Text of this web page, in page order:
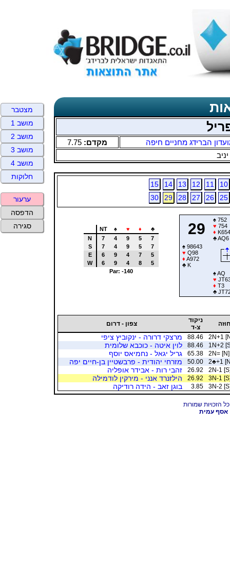
הברידג מחניים חיפה מקדם: 7.75
10
11
12
13
14
15
25
26
27
28
29
30
29
♠ 752
♥ 754
♦ K654
♣AQ6
♠ 98643
♥ Q98
♦ A972
♣ K
♠AQ
♥
♦ T3
♣
NT ♠ ♥ ♦
♣
N
7 4 9 5
7
S
7 4 9 5
7
E
6 9 4 7
5
W
6 9 4 8
5
Par: -140
חוזה
ניקוד
צ-ד
צפון - דרום
2N+1
88.46 מרצקי דרורה - ינקוביץ ציפי
1N+2
88.46 לוין איטה - כוכבא שלומית
2N= [N]
65.38 גריל יגאל - נחמיאס יוסף
2♣+1
50.00 מזרחי יהודית - פרבשטיין בן-חיים יפה
2N-1
26.92 זהבי רות - אבידר אופליה
3N-1
26.92 הילזנרד אנני - מירקין לודמילה
3N-2
3.85 בוגן זאב - הידה רודיקה
אסף עמית
מצטבר
מושב 1
מושב 2
מושב 3
מושב 4
חלוקות
ערעור
הדפסה
סגירה